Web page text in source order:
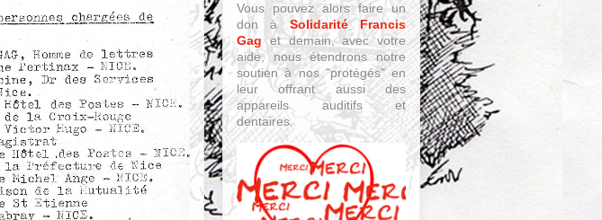
Vous pouvez alors faire un
don à Solidarité Francis
Gag et demain, avec votre
aide, nous étendrons notre
soutien à nos "protégés" en
leur offrant aussi des
appareils auditifs et
dentaires.